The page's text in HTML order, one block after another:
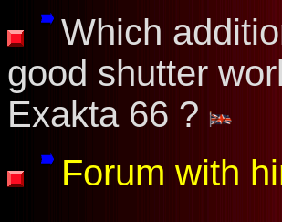
Which
good shutter
Exakta 66 ?
Forum with